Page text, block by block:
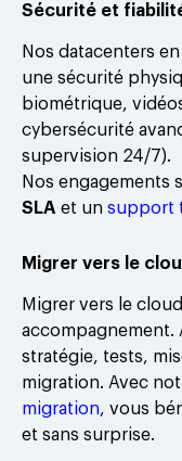
Sécurité et
Nos datacenters
une sécurité
biométrique,
cybersécurité
supervision 24/7).
Nos engagements
SLA et un support
Migrer vers le
Migrer vers le
accompagnement.
stratégie, tests,
migration. Avec
migration, vous
et sans surprise.